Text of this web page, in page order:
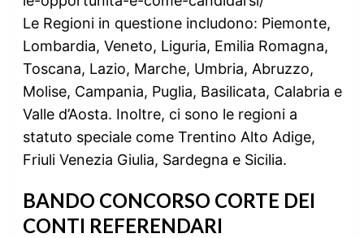
Le Regioni in questione includono: Piemonte,
Lombardia, Veneto, Liguria, Emilia Romagna,
Toscana, Lazio, Marche, Umbria, Abruzzo,
Molise, Campania, Puglia, Basilicata, Calabria e
Valle d’Aosta. Inoltre, ci sono le regioni a
statuto speciale come Trentino Alto Adige,
Friuli Venezia Giulia, Sardegna e Sicilia.
BANDO CONCORSO CORTE DEI
CONTI REFERENDARI